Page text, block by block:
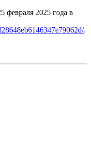
февраля 2025 года в
.